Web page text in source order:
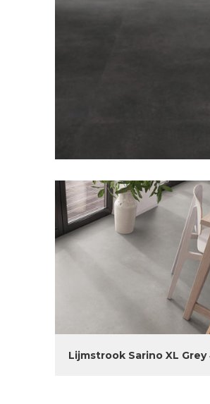
Lijmstrook Sarino XL Grey